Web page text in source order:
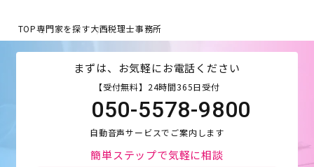
TOP専門家を探す大西税理士事務所
まずは、お気軽にお電話ください
【受付無料】24時間365日受付
050-5578-9800
自動音声サービスでご案内します
簡単ステップで気軽に相談